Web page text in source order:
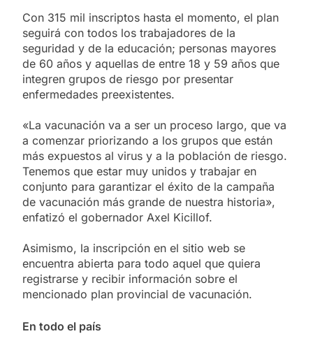
Con 315 mil inscriptos hasta el momento, el plan
seguirá con todos los trabajadores de la
seguridad y de la educación; personas mayores
de 60 años y aquellas de entre 18 y 59 años que
integren grupos de riesgo por presentar
enfermedades preexistentes.
«La vacunación va a ser un proceso largo, que va
a comenzar priorizando a los grupos que están
más expuestos al virus y a la población de riesgo.
Tenemos que estar muy unidos y trabajar en
conjunto para garantizar el éxito de la campaña
de vacunación más grande de nuestra historia»,
enfatizó el gobernador Axel Kicillof.
Asimismo, la inscripción en el sitio web se
encuentra abierta para todo aquel que quiera
registrarse y recibir información sobre el
mencionado plan provincial de vacunación.
En todo el país